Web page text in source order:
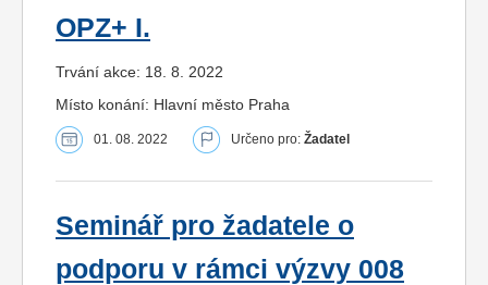
OPZ+ I.
Trvání akce: 18. 8. 2022
Místo konání: Hlavní město Praha
01. 08. 2022 Určeno pro: Žadatel
Seminář pro žadatele o
podporu v rámci výzvy 008